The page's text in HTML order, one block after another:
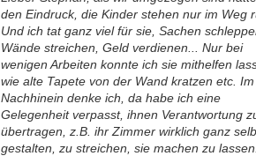
den Eindruck, die Kinder stehen nur im Weg
Und ich tat ganz viel für sie, Sachen
Wände streichen, Geld verdienen... Nur bei
wenigen Arbeiten konnte ich sie mithelfen
wie alte Tapete von der Wand kratzen etc. Im
Nachhinein denke ich, da habe ich eine
Gelegenheit verpasst, ihnen Verantwortung
übertragen, z.B. ihr Zimmer wirklich ganz
gestalten, zu streichen, sie machen zu